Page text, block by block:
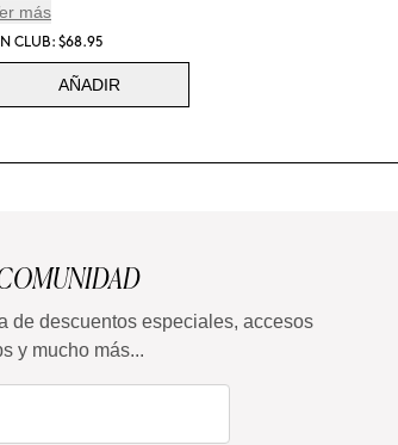
más
CLUB: $68.95
AÑADIR
de descuentos especiales, accesos
y mucho más...